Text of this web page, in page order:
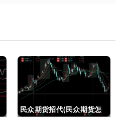
民众期货招代(民众期货怎